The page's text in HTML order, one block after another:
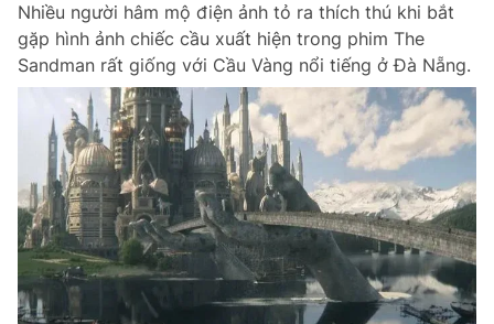
Nhiều người hâm mộ điện ảnh tỏ ra thích thú khi bắt
gặp hình ảnh chiếc cầu xuất hiện trong phim The
Sandman rất giống với Cầu Vàng nổi tiếng ở Đà Nẵng.